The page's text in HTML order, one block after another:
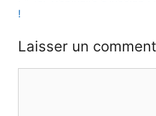
!
Laisser un